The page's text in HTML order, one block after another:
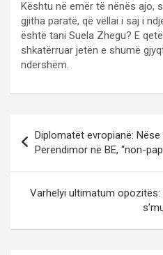
Kështu në emër të nënës ajo,
gjitha paratë, që vëllai i saj i
është tani Suela Zhegu? E
shkatërruar jetën e shumë
ndershëm.
s
a
Diplomatët evropianë:
Perëndimor në BE, “non-
Varhelyi ultimatum